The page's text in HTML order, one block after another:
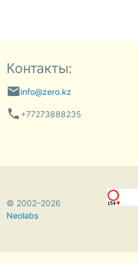
Контакты:
emailinfo@zero.kz
phone +77273888235
© 2002–2026
Neolabs